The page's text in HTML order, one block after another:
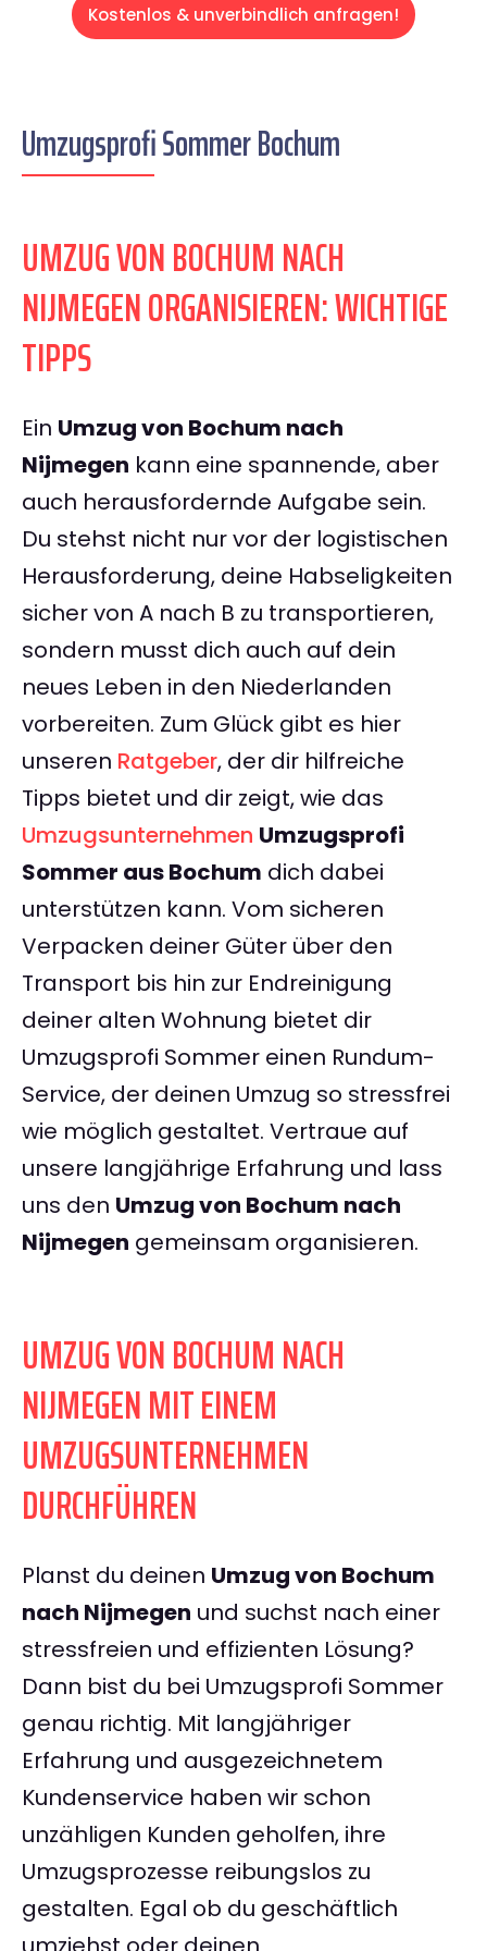
Kostenlos & unverbindlich anfragen!
Umzugsprofi Sommer Bochum
UMZUG VON BOCHUM NACH
NIJMEGEN ORGANISIEREN: WICHTIGE
TIPPS
Ein Umzug von Bochum nach
Nijmegen kann eine spannende, aber
auch herausfordernde Aufgabe sein.
Du stehst nicht nur vor der logistischen
Herausforderung, deine Habseligkeiten
sicher von A nach B zu transportieren,
sondern musst dich auch auf dein
neues Leben in den Niederlanden
vorbereiten. Zum Glück gibt es hier
unseren Ratgeber, der dir hilfreiche
Tipps bietet und dir zeigt, wie das
Umzugsunternehmen Umzugsprofi
Sommer aus Bochum dich dabei
unterstützen kann. Vom sicheren
Verpacken deiner Güter über den
Transport bis hin zur Endreinigung
deiner alten Wohnung bietet dir
Umzugsprofi Sommer einen Rundum-
Service, der deinen Umzug so stressfrei
wie möglich gestaltet. Vertraue auf
unsere langjährige Erfahrung und lass
uns den Umzug von Bochum nach
Nijmegen gemeinsam organisieren.
UMZUG VON BOCHUM NACH
NIJMEGEN MIT EINEM
UMZUGSUNTERNEHMEN
DURCHFÜHREN
Planst du deinen Umzug von Bochum
nach Nijmegen und suchst nach einer
stressfreien und effizienten Lösung?
Dann bist du bei Umzugsprofi Sommer
genau richtig. Mit langjähriger
Erfahrung und ausgezeichnetem
Kundenservice haben wir schon
unzähligen Kunden geholfen, ihre
Umzugsprozesse reibungslos zu
gestalten. Egal ob du geschäftlich